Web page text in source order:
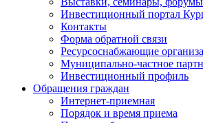
Инвестиционный портал
Контакты
Форма обратной связи
Ресурсоснабжающие
Муниципально-частное
Инвестиционный профиль
Обращения граждан
Интернет-приемная
Порядок и время приема